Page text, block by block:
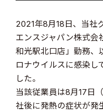
2021年8月18日、当社
エンスジャパン株式会
和光駅北口店」勤務、
ロナウイルスに感染し
した。
当該従業員は8月17日
社後に発熱の症状が発